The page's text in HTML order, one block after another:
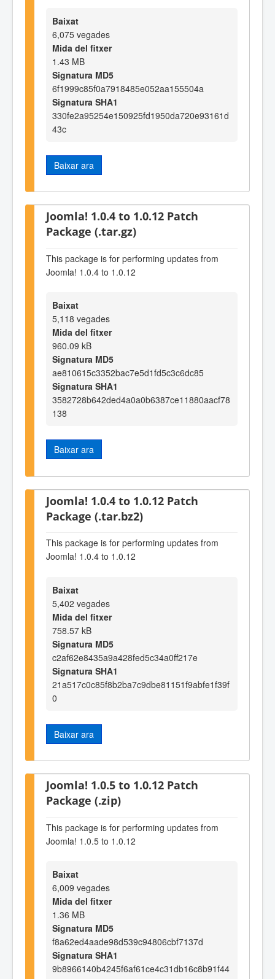
Baixat
6,075 vegades
Mida del fitxer
1.43 MB
Signatura MD5
6f1999c85f0a7918485e052aa155504a
Signatura SHA1
330fe2a95254e150925fd1950da720e93161d
43c
Baixar ara
Joomla! 1.0.4 to 1.0.12 Patch
Package (.tar.gz)
This package is for performing updates from
Joomla! 1.0.4 to 1.0.12
Baixat
5,118 vegades
Mida del fitxer
960.09 kB
Signatura MD5
ae810615c3352bac7e5d1fd5c3c6dc85
Signatura SHA1
3582728b642ded4a0a0b6387ce11880aacf78
138
Baixar ara
Joomla! 1.0.4 to 1.0.12 Patch
Package (.tar.bz2)
This package is for performing updates from
Joomla! 1.0.4 to 1.0.12
Baixat
5,402 vegades
Mida del fitxer
758.57 kB
Signatura MD5
c2af62e8435a9a428fed5c34a0ff217e
Signatura SHA1
21a517c0c85f8b2ba7c9dbe81151f9abfe1f39f
0
Baixar ara
Joomla! 1.0.5 to 1.0.12 Patch
Package (.zip)
This package is for performing updates from
Joomla! 1.0.5 to 1.0.12
Baixat
6,009 vegades
Mida del fitxer
1.36 MB
Signatura MD5
f8a62ed4aade98d539c94806cbf7137d
Signatura SHA1
9b8966140b4245f6af61ce4c31db16c8b91f44